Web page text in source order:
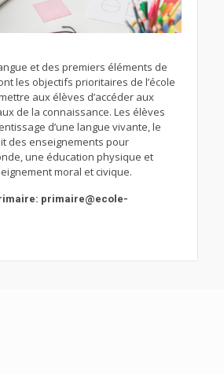
et des premiers éléments de
les objectifs prioritaires de l’école
aux élèves d’accéder aux
de la connaissance. Les élèves
d’une langue vivante, le
des enseignements pour
une éducation physique et
moral et civique.
primaire@ecole-